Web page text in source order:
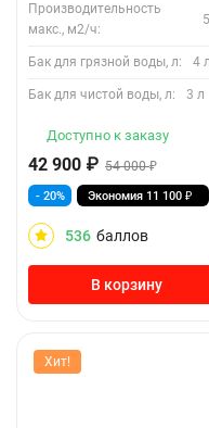
Производительность
макс., м2/ч:
Бак для грязной воды, л: 4 л
Бак для чистой воды, л: 3 л
Доступно к заказу
42 900 ₽ 54 000₽
- 20% Экономия 11 100 ₽
536 баллов
В корзину
Хит!